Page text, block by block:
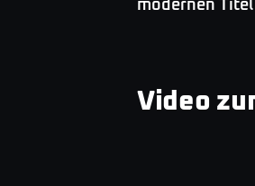
modernen
Video